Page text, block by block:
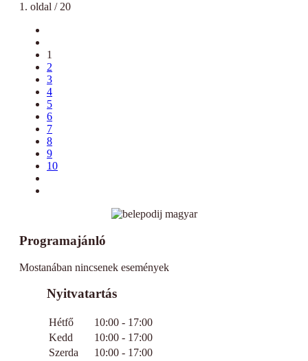
1. oldal / 20
1
2
3
4
5
6
7
8
9
10
Programajánló
Mostanában nincsenek események
Nyitvatartás
Hétfő
10:00 - 17:00
Kedd
10:00 - 17:00
Szerda
10:00 - 17:00